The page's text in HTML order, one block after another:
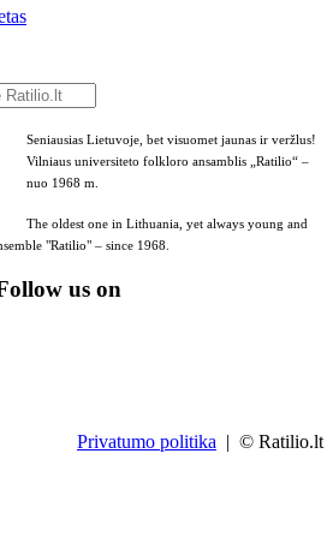
Seniausias Lietuvoje, bet visuomet jaunas ir veržlus!
Vilniaus universiteto folkloro ansamblis „Ratilio“ –
nuo 1968 m.
The oldest one in Lithuania, yet always young and
"Ratilio" – since 1968.
us on
Privatumo politika | © Ratilio.lt